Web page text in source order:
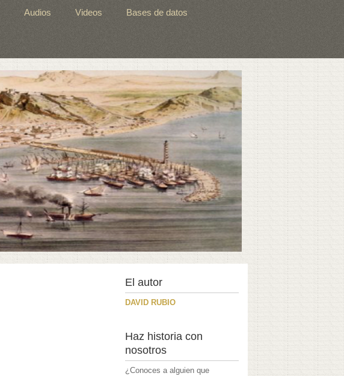
Audios Videos Bases de datos
El autor
DAVID RUBIO
Haz historia con
nosotros
¿Conoces a alguien que